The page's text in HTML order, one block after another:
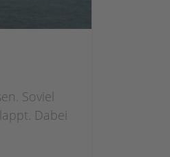
Soviel
Dabei